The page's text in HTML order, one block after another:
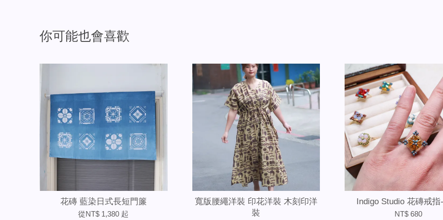
你可能也會喜歡
花磚 藍染日式長短門簾
從NT$ 1,380 起
寬版腰繩洋裝 印花洋裝 木刻印洋
裝
Indigo Studio 花磚戒指
NT$ 680